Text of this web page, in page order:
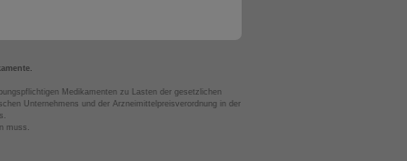
Medikamenten zu Lasten der gesetzlichen
Unternehmens und der Arzneimittelpreisverordnung in der
muss.